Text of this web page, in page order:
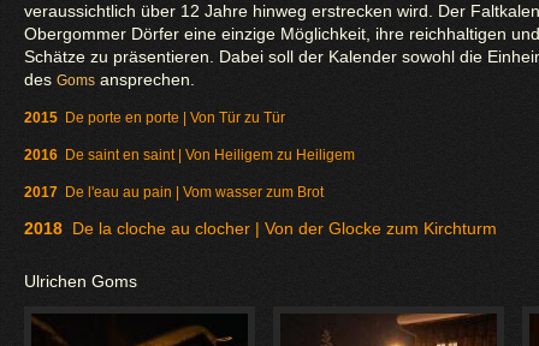
veraussichtlich über 12 Jahre hinweg erstrecken wird. Der
Obergommer Dörfer eine einzige Möglichkeit, ihre reichhaltigen
Schätze zu präsentieren. Dabei soll der Kalender sowohl die
des Goms ansprechen.
2015 De porte en porte | Von Tür zu Tür
2016 De saint en saint | Von Heiligem zu Heiligem
2017 De l'eau au pain | Vom wasser zum Brot
2018 De la cloche au clocher | Von der Glocke zum Kirchturm
Ulrichen Goms